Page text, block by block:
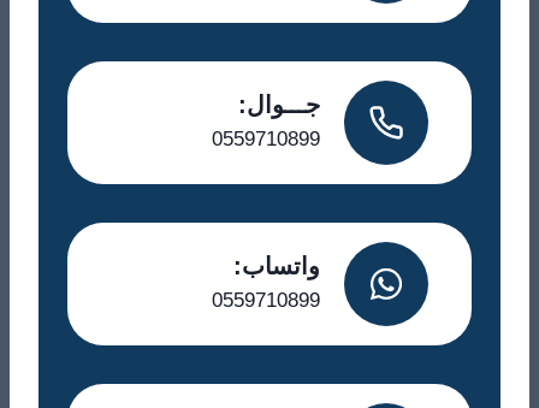
جـــوال:
0559710899
واتساب:
0559710899